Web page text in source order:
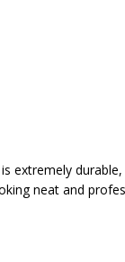
extremely
neat and